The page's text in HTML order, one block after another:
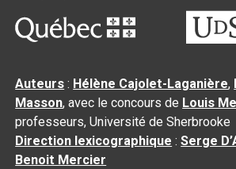
Auteurs : Hélène Cajolet-Laganière,
Masson, avec le concours de Louis
professeurs, Université de Sherbrooke
Direction lexicographique :Serge
Benoit Mercier